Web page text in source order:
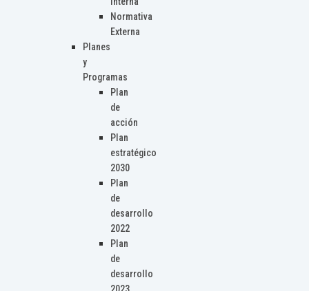
Normativa
Externa
Planes
y
Programas
Plan
de
acción
Plan
estratégico
2030
Plan
de
desarrollo
2022
Plan
de
desarrollo